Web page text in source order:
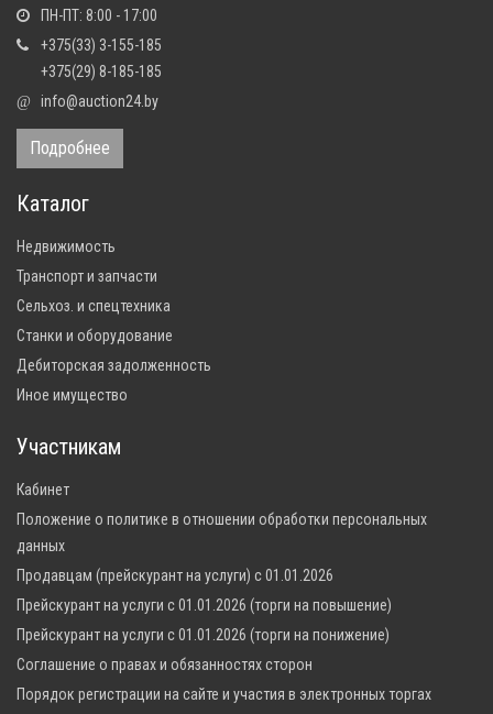
ПН-ПТ: 8:00 - 17:00
+375(33) 3-155-185
+375(29) 8-185-185
@ info@auction24.by
Подробнее
Каталог
Недвижимость
Транспорт и запчасти
Сельхоз. и спецтехника
Станки и оборудование
Дебиторская задолженность
Иное имущество
Участникам
Кабинет
Положение о политике в отношении обработки персональных
данных
Продавцам (прейскурант на услуги) с 01.01.2026
Прейскурант на услуги с 01.01.2026 (торги на повышение)
Прейскурант на услуги с 01.01.2026 (торги на понижение)
Соглашение о правах и обязанностях сторон
Порядок регистрации на сайте и участия в электронных торгах